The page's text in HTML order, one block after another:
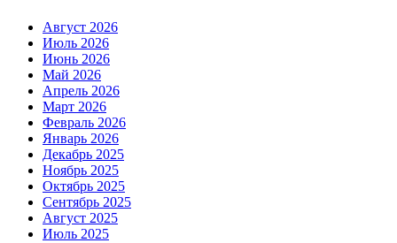
Август 2026
Июль 2026
Июнь 2026
Май 2026
Апрель 2026
Март 2026
Февраль 2026
Январь 2026
Декабрь 2025
Ноябрь 2025
Октябрь 2025
Сентябрь 2025
Август 2025
Июль 2025